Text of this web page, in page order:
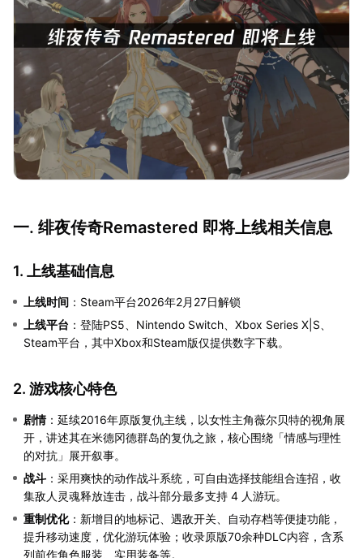
一. 绯夜传奇Remastered 即将上线相关信息
1. 上线基础信息
上线时间 ：Steam平台2026年2月27日解锁
上线平台 ：登陆PS5、Nintendo Switch、Xbox Series X|S、
Steam平台，其中Xbox和Steam版仅提供数字下载。
2. 游戏核心特色
剧情：延续2016年原版复仇主线，以女性主角薇尔贝特的视角展
开，讲述其在米德冈德群岛的复仇之旅，核心围绕「情感与理性
的对抗」展开叙事。
战斗 ：采用爽快的动作战斗系统，可自由选择技能组合连招，收
集敌人灵魂释放连击，战斗部分最多支持 4 人游玩。
重制优化：新增目的地标记、遇敌开关、自动存档等便捷功能，
提升移动速度，优化游玩体验；收录原版70余种DLC内容，含系
列前作角色服装、实用装备等。